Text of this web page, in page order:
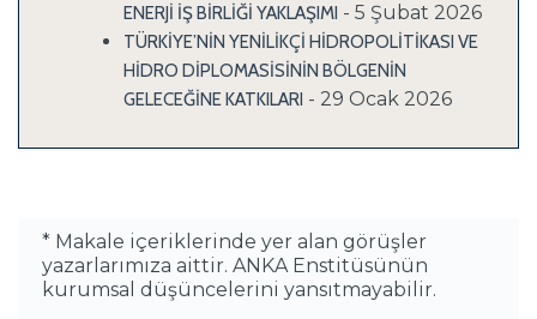
ENERJİ İŞ BİRLİĞİ YAKLAŞIMI - 5 Şubat 2026
TÜRKİYE’NİN YENİLİKÇİ HİDROPOLİTİKASI VE
HİDRO DİPLOMASİSİNİN BÖLGENİN
GELECEĞİNE KATKILARI - 29 Ocak 2026
* Makale içeriklerinde yer alan görüşler
yazarlarımıza aittir. ANKA Enstitüsünün
kurumsal düşüncelerini yansıtmayabilir.